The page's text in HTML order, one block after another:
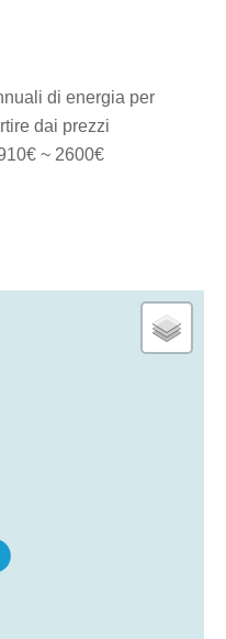
di energia per
dai prezzi
~ 2600€